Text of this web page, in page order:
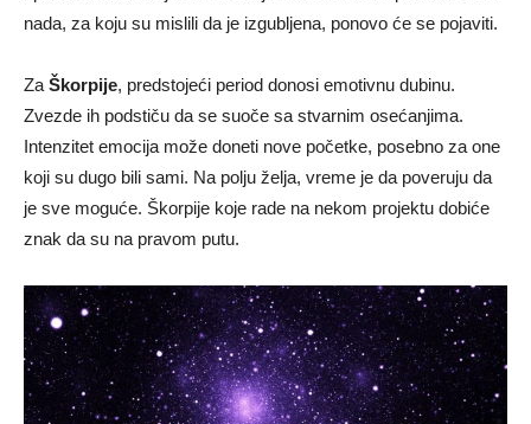
nada, za koju su mislili da je izgubljena, ponovo će se pojaviti.
Za Škorpije, predstojeći period donosi emotivnu dubinu.
Zvezde ih podstiču da se suoče sa stvarnim osećanjima.
Intenzitet emocija može doneti nove početke, posebno za one
koji su dugo bili sami. Na polju želja, vreme je da poveruju da
je sve moguće. Škorpije koje rade na nekom projektu dobiće
znak da su na pravom putu.